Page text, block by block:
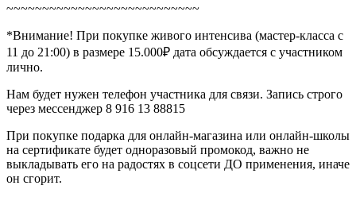
~~~~~~~~~~~~~~~~~~~~~~~~~~~
*Внимание! При покупке живого интенсива (мастер-класса с
11 до 21:00) в размере 15.000₽ дата обсуждается с участником
лично.
Нам будет нужен телефон участника для связи. Запись строго
через мессенджер 8 916 13 88815
При покупке подарка для онлайн-магазина или онлайн-школы
на сертификате будет одноразовый промокод, важно не
выкладывать его на радостях в соцсети ДО применения, иначе
он сгорит.